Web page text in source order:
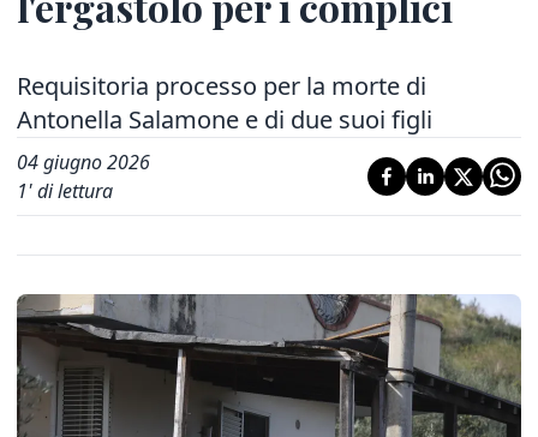
Requisitoria processo per la morte di
Antonella Salamone e di due suoi figli
04 giugno 2026
1' di lettura